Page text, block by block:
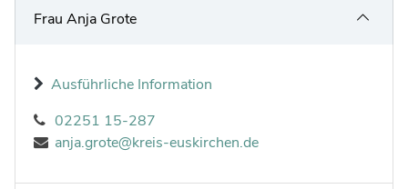
Frau Anja Grote
Ausführliche Information
02251 15-287
anja.grote@kreis-euskirchen.de